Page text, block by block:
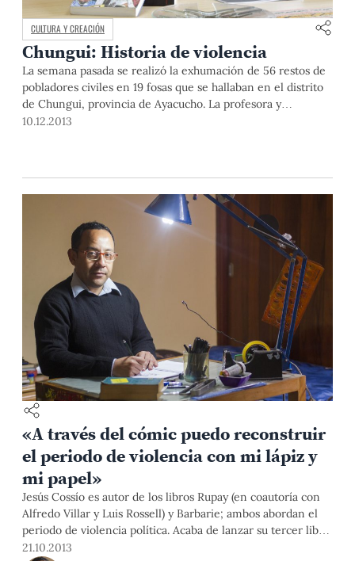
CULTURA Y CREACIÓN
Chungui: Historia de violencia
La semana pasada se realizó la exhumación de 56 restos de
pobladores civiles en 19 fosas que se hallaban en el distrito
de Chungui, provincia de Ayacucho. La profesora y
antropóloga, Maria Eugenia Ulfe, nos cuenta un poco sobre
10.12.2013
«A través del cómic puedo reconstruir
el periodo de violencia con mi lápiz y
mi papel»
Jesús Cossío es autor de los libros Rupay (en coautoría con
Alfredo Villar y Luis Rossell) y Barbarie; ambos abordan el
periodo de violencia política. Acaba de lanzar su tercer libro
Guerrilla en Paucartambo en coautoría de Miguel Rubio. Es
21.10.2013